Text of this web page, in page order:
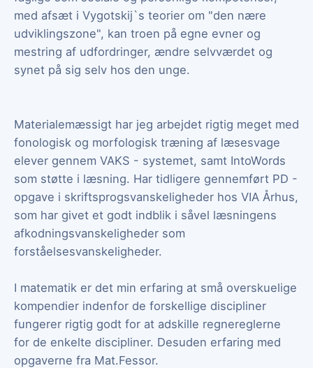
med afsæt i Vygotskij`s teorier om "den nære
udviklingszone", kan troen på egne evner og
mestring af udfordringer, ændre selvværdet og
synet på sig selv hos den unge.
Materialemæssigt har jeg arbejdet rigtig meget med
fonologisk og morfologisk træning af læsesvage
elever gennem VAKS - systemet, samt IntoWords
som støtte i læsning. Har tidligere gennemført PD -
opgave i skriftsprogsvanskeligheder hos VIA Århus,
som har givet et godt indblik i såvel læsningens
afkodningsvanskeligheder som
forståelsesvanskeligheder.
I matematik er det min erfaring at små overskuelige
kompendier indenfor de forskellige discipliner
fungerer rigtig godt for at adskille regnereglerne
for de enkelte discipliner. Desuden erfaring med
opgaverne fra Mat.Fessor.